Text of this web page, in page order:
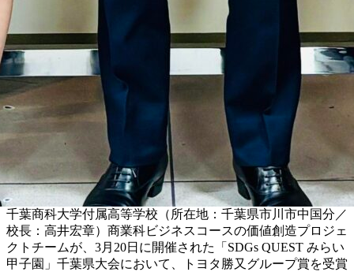
千葉商科大学付属高等学校（所在地：千葉県市川市中国分／
校長：高井宏章）商業科ビジネスコースの価値創造プロジェ
クトチームが、3月20日に開催された「SDGs QUEST みらい
甲子園」千葉県大会において、トヨタ勝又グループ賞を受賞